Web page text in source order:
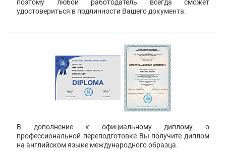
поэтому любой работодатель всегда сможет
удостовериться в подлинности Вашего документа.
В дополнение к официальному диплому о
профессиональной переподготовке Вы получите диплом
на английском языке международного образца.